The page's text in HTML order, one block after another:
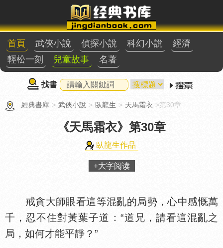
首頁 武俠小說 偵探小說 科幻小說
經濟
輕松一刻
兒童故事 名著
找書
經典書庫 > 武俠小說 > 臥龍生 > 天馬霜衣 >第30章
《天馬霜衣》 第30章
臥龍生作品
+大字阅读
戒貪大師眼看這等混亂的局勢，心中感慨萬
千，忍不住對黃葉子道：“道兄，請看這混亂之
局，如何才能平靜？”